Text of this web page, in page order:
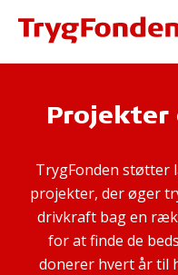
Projekter
TrygFonden støtter
projekter, der øger
drivkraft bag en
for at finde de
donerer hvert år til